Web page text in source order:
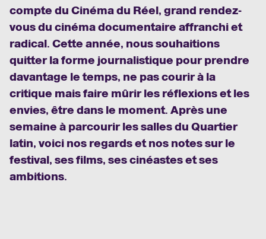
compte du Cinéma du Réel, grand rendez-
vous du cinéma documentaire affranchi et
radical. Cette année, nous souhaitions
quitter la forme journalistique pour prendre
davantage le temps, ne pas courir à la
critique mais faire mûrir les réflexions et les
envies, être dans le moment. Après une
semaine à parcourir les salles du Quartier
latin, voici nos regards et nos notes sur le
festival, ses films, ses cinéastes et ses
ambitions.